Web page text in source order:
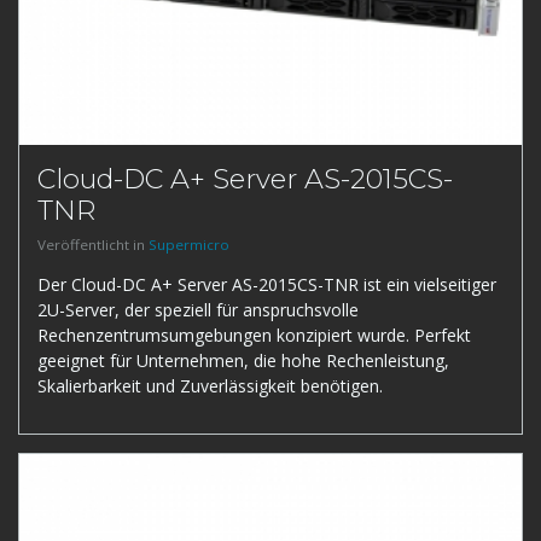
Cloud-DC A+ Server AS-2015CS-
TNR
Veröffentlicht in Supermicro
Der Cloud-DC A+ Server AS-2015CS-TNR ist ein vielseitiger
2U-Server, der speziell für anspruchsvolle
Rechenzentrumsumgebungen konzipiert wurde. Perfekt
geeignet für Unternehmen, die hohe Rechenleistung,
Skalierbarkeit und Zuverlässigkeit benötigen.